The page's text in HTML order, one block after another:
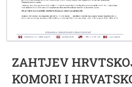
ZAHTJEV
KOMORI I